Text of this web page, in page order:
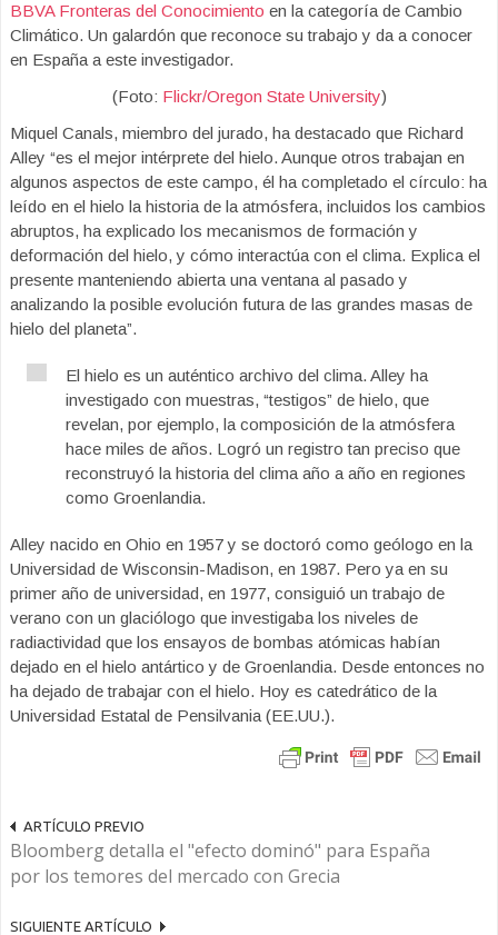
BBVA Fronteras del Conocimiento en la categoría de Cambio
Climático. Un galardón que reconoce su trabajo y da a conocer
en España a este investigador.
(Foto: Flickr/Oregon State University)
Miquel Canals, miembro del jurado, ha destacado que Richard
Alley “es el mejor intérprete del hielo. Aunque otros trabajan en
algunos aspectos de este campo, él ha completado el círculo: ha
leído en el hielo la historia de la atmósfera, incluidos los cambios
abruptos, ha explicado los mecanismos de formación y
deformación del hielo, y cómo interactúa con el clima. Explica el
presente manteniendo abierta una ventana al pasado y
analizando la posible evolución futura de las grandes masas de
hielo del planeta”.
El hielo es un auténtico archivo del clima. Alley ha
investigado con muestras, “testigos” de hielo, que
revelan, por ejemplo, la composición de la atmósfera
hace miles de años. Logró un registro tan preciso que
reconstruyó la historia del clima año a año en regiones
como Groenlandia.
Alley nacido en Ohio en 1957 y se doctoró como geólogo en la
Universidad de Wisconsin-Madison, en 1987. Pero ya en su
primer año de universidad, en 1977, consiguió un trabajo de
verano con un glaciólogo que investigaba los niveles de
radiactividad que los ensayos de bombas atómicas habían
dejado en el hielo antártico y de Groenlandia. Desde entonces no
ha dejado de trabajar con el hielo. Hoy es catedrático de la
Universidad Estatal de Pensilvania (EE.UU.).
ARTÍCULO PREVIO
Bloomberg detalla el "efecto dominó" para España
por los temores del mercado con Grecia
SIGUIENTE ARTÍCULO